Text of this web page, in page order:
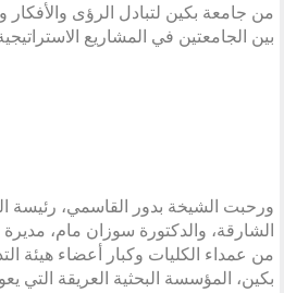
من جامعة بكين لتبادل الرؤى
بين الجامعتين في المشاريع
ورحبت الشيخة بدور القاسمي، رئيسة
الشارقة، والدكتورة سوزان مام، مديرة
من عمداء الكليات وكبار أعضاء هيئة